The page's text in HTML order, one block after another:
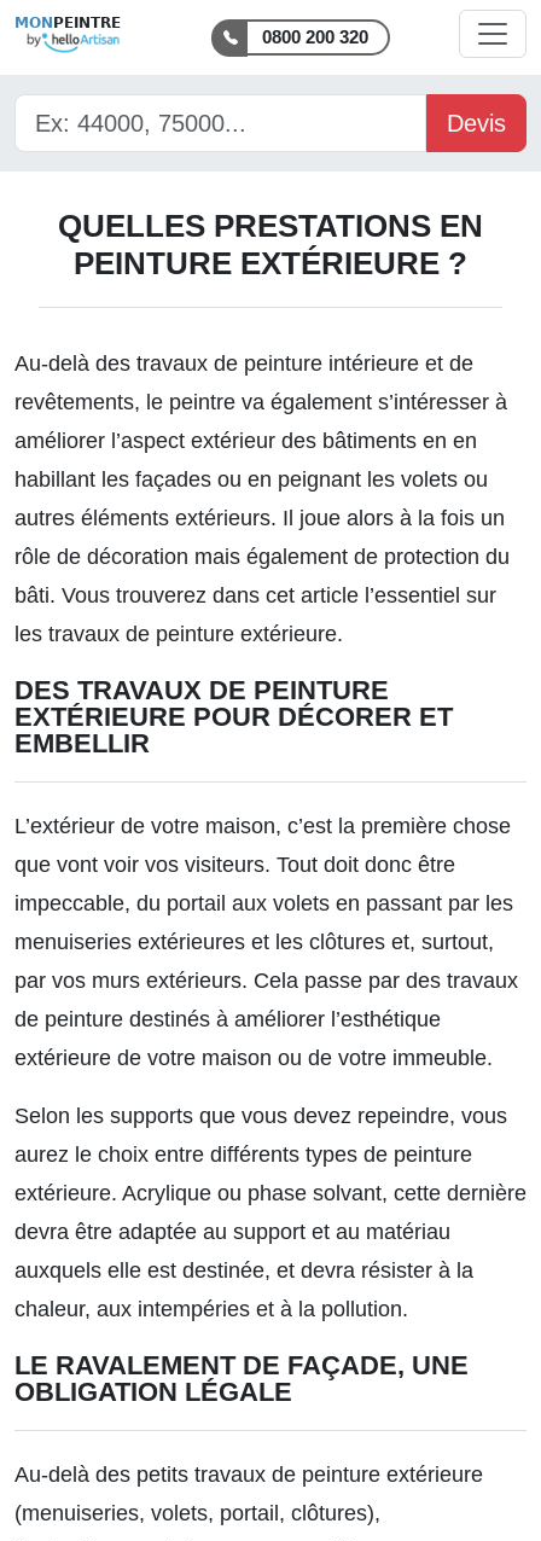
MON PEINTRE
0800 200 320
Devis
QUELLES PRESTATIONS EN
PEINTURE EXTÉRIEURE ?
Au-delà des travaux de peinture intérieure et de
revêtements, le peintre va également s’intéresser à
améliorer l’aspect extérieur des bâtiments en en
habillant les façades ou en peignant les volets ou
autres éléments extérieurs. Il joue alors à la fois un
rôle de décoration mais également de protection du
bâti. Vous trouverez dans cet article l’essentiel sur
les travaux de peinture extérieure.
DES TRAVAUX DE PEINTURE
EXTÉRIEURE POUR DÉCORER ET
EMBELLIR
L’extérieur de votre maison, c’est la première chose
que vont voir vos visiteurs. Tout doit donc être
impeccable, du portail aux volets en passant par les
menuiseries extérieures et les clôtures et, surtout,
par vos murs extérieurs. Cela passe par des travaux
de peinture destinés à améliorer l’esthétique
extérieure de votre maison ou de votre immeuble.
Selon les supports que vous devez repeindre, vous
aurez le choix entre différents types de peinture
extérieure. Acrylique ou phase solvant, cette dernière
devra être adaptée au support et au matériau
auxquels elle est destinée, et devra résister à la
chaleur, aux intempéries et à la pollution.
LE RAVALEMENT DE FAÇADE, UNE
OBLIGATION LÉGALE
Au-delà des petits travaux de peinture extérieure
(menuiseries, volets, portail, clôtures),